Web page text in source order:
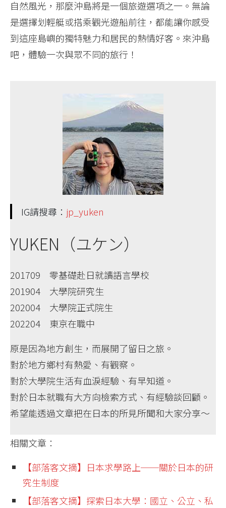
自然風光，那麼沖島將是一個旅遊選項之一。無論
是選擇划輕艇或搭乘觀光遊船前往，都能讓你感受
到這座島嶼的獨特魅力和居民的熱情好客。來沖島
吧，體驗一次與眾不同的旅行！
IG請搜尋： jp_yuken
YUKEN（ユケン）
201709 零基礎赴日就讀語言學校
201904 大學院研究生
202004 大學院正式院生
202204 東京在職中
原是因為地方創生，而展開了留日之旅。
對於地方鄉村有熱愛、有觀察。
對於大學院生活有血淚經驗、有早知道。
對於日本就職有大方向檢索方式、有經驗談回顧。
希望能透過文章把在日本的所見所聞和大家分享～
相關文章：
【部落客文摘】日本求學路上──關於日本的研
究生制度
【部落客文摘】探索日本大學：國立、公立、私